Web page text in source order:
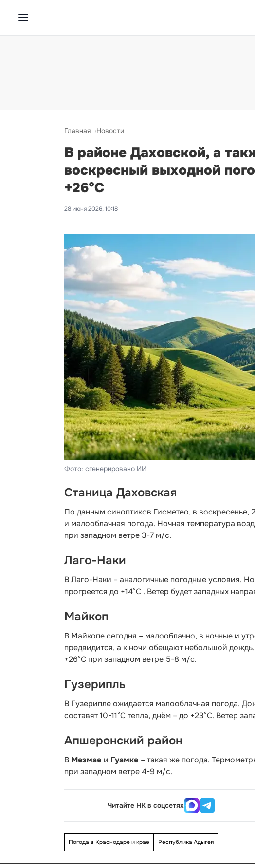
Главная Новости
В районе Даховской, а
воскресный выходной
+26°С
28 июня 2026, 10:18
Фото: сгенерировано ИИ
Станица Даховская
По данным синоптиков Гисметео, в воскресенье,
и малооблачная погода. Ночная температура
при западном ветре 3-7 м/с.
Лаго-Наки
В Лаго-Наки – аналогичные погодные условия.
прогреется до +14°С . Ветер будет западных
Майкоп
В Майкопе сегодня – малооблачно, в ночные и
предвидится, а к ночи обещают небольшой
+26°С при западном ветре 5-8 м/с.
Гузерипль
В Гузерипле ожидается малооблачная погода.
составят 10-11°С тепла, днём – до +23°С. Ветер
Апшеронский район
В Мезмае и Гуамке – такая же погода.
при западном ветре 4-9 м/с.
Читайте НК в соцсетях
Погода в Краснодаре и крае Республика Адыгея